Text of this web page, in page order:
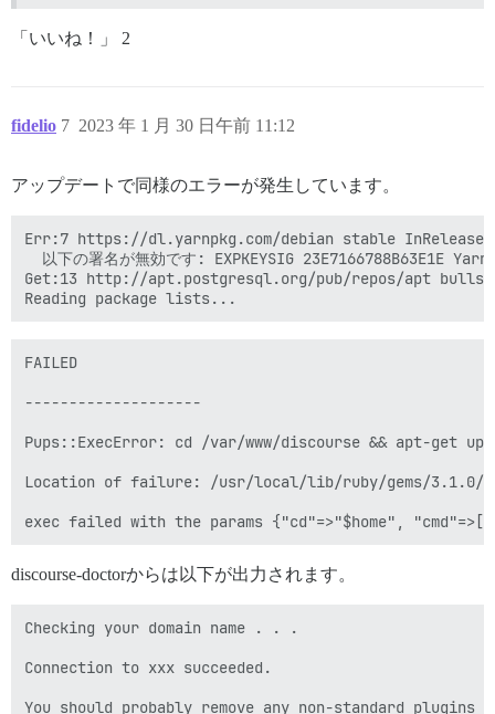
「いいね！」 2
fidelio 2023 年 1 月 30 日午前 11:12
7
アップデートで同様のエラーが発生しています。
Err:7 https://dl.yarnpkg.com/debian stable InRelease
以下の署名が無効です: EXPKEYSIG 23E7166788B63E1E
Get:13 http://apt.postgresql.org/pub/repos/apt
FAILED
--------------------
Pups::ExecError: cd /var/www/discourse && apt-get
Location of failure: /usr/local/lib/ruby/gems/3.1.0/
discourse-doctorからは以下が出力されます。
Checking your domain name . . .
Connection to xxx succeeded.
You should probably remove any non-standard plugins